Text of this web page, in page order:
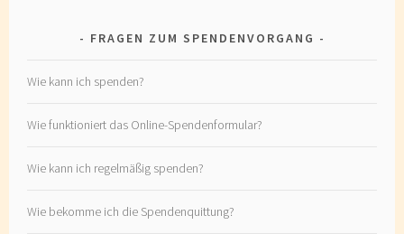
FRAGEN ZUM SPENDENVORGANG
Wie kann ich spenden?
Wie funktioniert das Online-Spendenformular?
Wie kann ich regelmäßig spenden?
Wie bekomme ich die Spendenquittung?